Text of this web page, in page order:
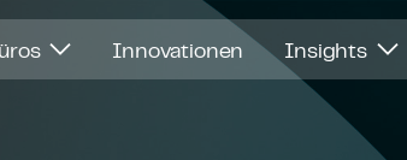
Innovationen Insights